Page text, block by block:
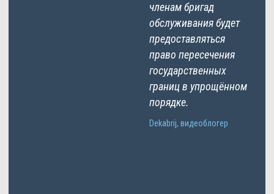
членам бригад
обслуживания будет
предоставляться
право пересечения
государственных
границ в упрощённом
порядке.
Dekabrij, видеоблогер